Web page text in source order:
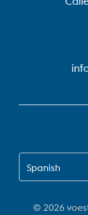
CAMBIAR A ES-
Spanish
© 2026